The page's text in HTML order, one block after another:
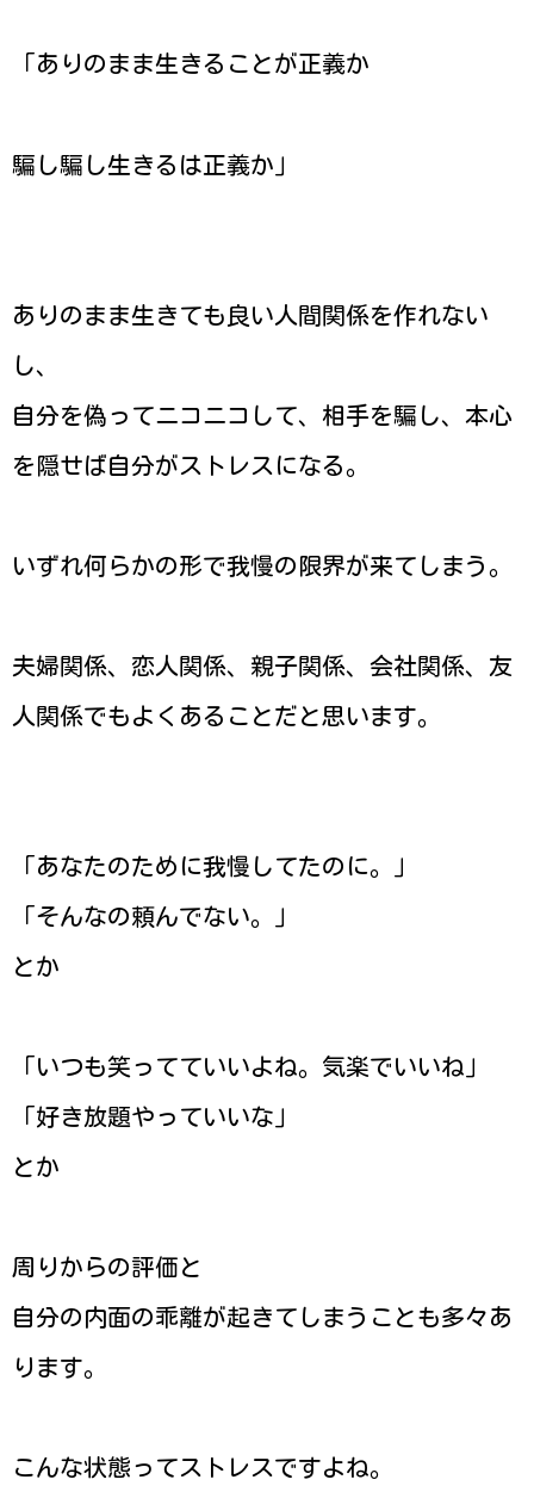
「ありのまま生きることが正義か
騙し騙し生きるは正義か」
ありのまま生きても良い人間関係を作れない
し、
自分を偽ってニコニコして、相手を騙し、本心
を隠せば自分がストレスになる。
いずれ何らかの形で我慢の限界が来てしまう。
夫婦関係、恋人関係、親子関係、会社関係、友
人関係でもよくあることだと思います。
「あなたのために我慢してたのに。」
「そんなの頼んでない。」
とか
「いつも笑ってていいよね。気楽でいいね」
「好き放題やっていいな」
とか
周りからの評価と
自分の内面の乖離が起きてしまうことも多々あ
ります。
こんな状態ってストレスですよね。